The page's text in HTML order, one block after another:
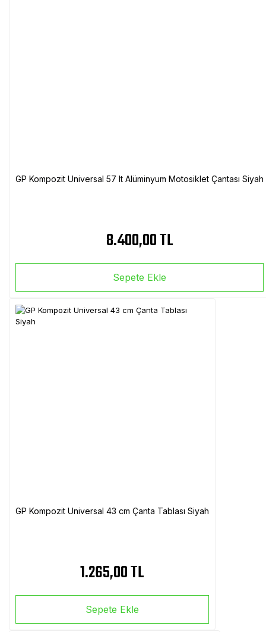
GP Kompozit Universal 57 lt Alüminyum Motosiklet Çantası Siyah
8.400,00 TL
Sepete Ekle
GP Kompozit Universal 43 cm Çanta Tablası Siyah
1.265,00 TL
Sepete Ekle